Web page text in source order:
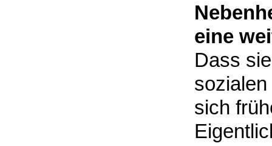
eine
Dass
sich